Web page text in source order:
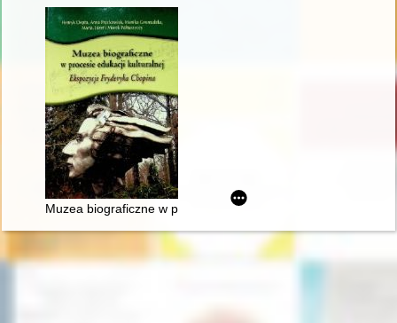
Muzea biograficzne w procesie edukacji kulturalnej.